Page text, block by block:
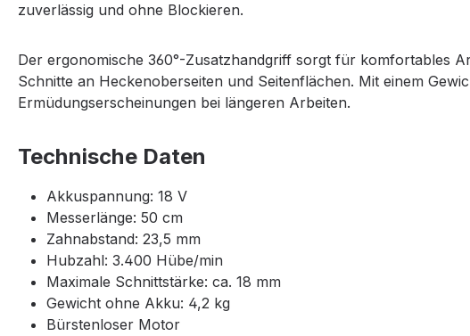
zuverlässig und ohne Blockieren.
Der ergonomische 360°-Zusatzhandgriff sorgt für komfortables
Schnitte an Heckenoberseiten und Seitenflächen. Mit einem
Ermüdungserscheinungen bei längeren Arbeiten.
Technische Daten
Akkuspannung: 18 V
Messerlänge: 50 cm
Zahnabstand: 23,5 mm
Hubzahl: 3.400 Hübe/min
Maximale Schnittstärke: ca. 18 mm
Gewicht ohne Akku: 4,2 kg
Bürstenloser Motor